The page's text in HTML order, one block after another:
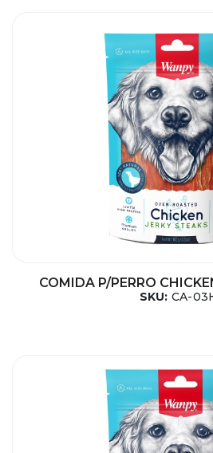
COMIDA P/PERRO
SKU: CA-